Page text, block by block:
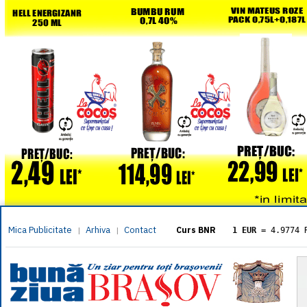
Mica Publicitate | Arhiva | Contact Curs BNR 1 EUR = 4.9774
= 5.8304
1 XAU= 464.4611
1 AED= 1.1933
1 AUD= 2.7957
1 BGN= 2.5449